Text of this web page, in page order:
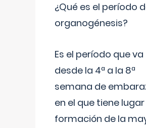
¿Qué es el período
organogénesis?
Es el período que va
desde la 4ª a la 8ª
semana de
en el que tiene
formación de la